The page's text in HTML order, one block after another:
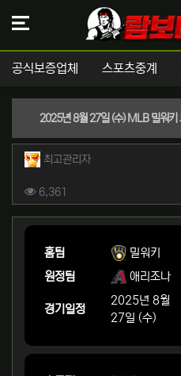
공식보증업체 스포츠중계
작성자 정보
최고관리자작성
컨텐츠 정보
6,361
본문
홈팀
밀워키
원정팀
애리조나
경기일정
2025년 8월
27일 (수)